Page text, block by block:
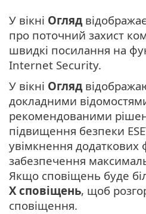
У вікні Огляд
про поточний захист
швидкі посилання на
Internet Security.
У вікні Огляд
докладними
рекомендованими
підвищення безпеки
увімкнення додаткових
забезпечення
Якщо сповіщень буде
X сповіщень, щоб
сповіщення.